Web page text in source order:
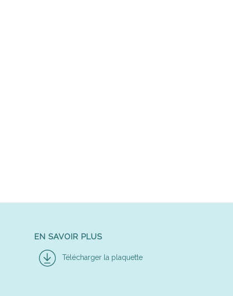
EN SAVOIR PLUS
Télécharger la plaquette